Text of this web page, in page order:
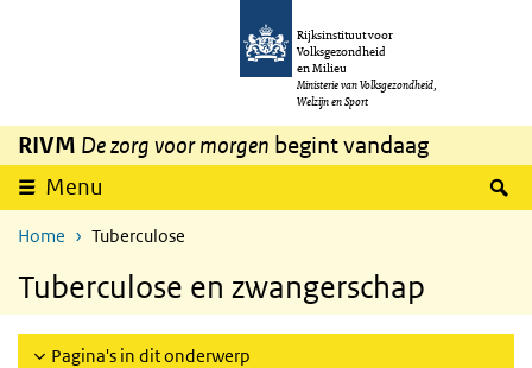
Overslaan en naar de inhoud gaan
Rijksinstituut voor
Volksgezondheid
en Milieu
Ministerie van Volksgezondheid,
Welzijn en Sport
RIVM De zorg voor morgen begint vandaag
Menu
Home Tuberculose
Tuberculose en zwangerschap
Pagina's in dit onderwerp